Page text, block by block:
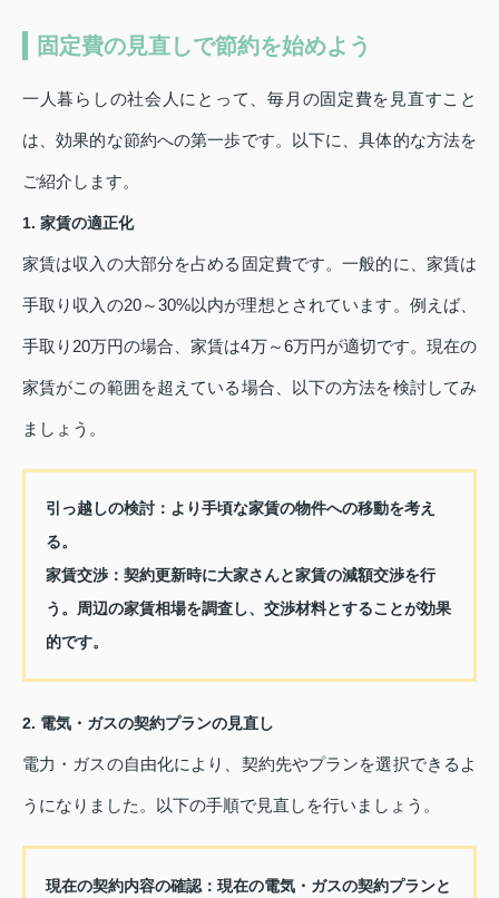
固定費の見直しで節約を始めよう
一人暮らしの社会人にとって、毎月の固定費を見直すこと
は、効果的な節約への第一歩です。以下に、具体的な方法を
ご紹介します。
1. 家賃の適正化
家賃は収入の大部分を占める固定費です。一般的に、家賃は
手取り収入の20～30%以内が理想とされています。例えば、
手取り20万円の場合、家賃は4万～6万円が適切です。現在の
家賃がこの範囲を超えている場合、以下の方法を検討してみ
ましょう。
引っ越しの検討： より手頃な家賃の物件への移動を考え
る。
家賃交渉： 契約更新時に大家さんと家賃の減額交渉を行
う。周辺の家賃相場を調査し、交渉材料とすることが効果
的です。
2. 電気・ガスの契約プランの見直し
電力・ガスの自由化により、契約先やプランを選択できるよ
うになりました。以下の手順で見直しを行いましょう。
現在の契約内容の確認： 現在の電気・ガスの契約プランと